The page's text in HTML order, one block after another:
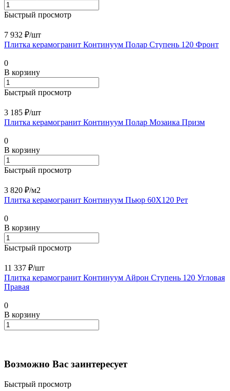
Быстрый просмотр
7 932 ₽/шт
Плитка керамогранит Континуум Полар Ступень 120 Фронт
0
В корзину
Быстрый просмотр
3 185 ₽/шт
Плитка керамогранит Континуум Полар Мозаика Призм
0
В корзину
Быстрый просмотр
3 820 ₽/м2
Плитка керамогранит Континуум Пьюр 60X120 Рет
0
В корзину
Быстрый просмотр
11 337 ₽/шт
Плитка керамогранит Континуум Айрон Ступень 120 Угловая
Правая
0
В корзину
Возможно Вас заинтересует
Быстрый просмотр